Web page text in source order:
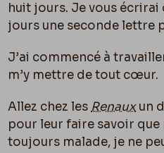
huit jours. Je vous écrirai
jours une seconde lettre
J’ai commencé à
m’y mettre de tout cœur.
Allez chez les Renauxun
pour leur faire savoir
toujours malade, je ne